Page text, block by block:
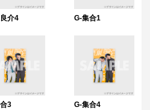
介4 G-集合1
3 G-集合4